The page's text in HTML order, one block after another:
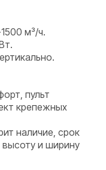
м³/ч.
пульт
крепежных
наличие, срок
высоту и ширину